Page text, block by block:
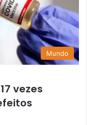
Mundo
vezes